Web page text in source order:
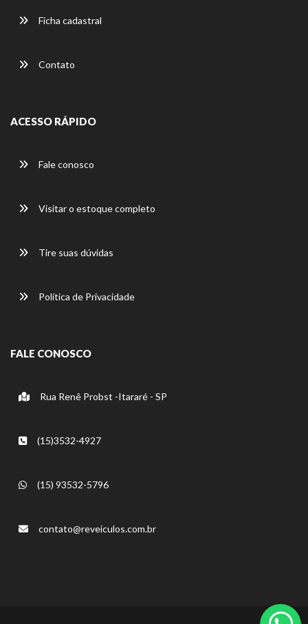
Ficha cadastral
Contato
ACESSO RÁPIDO
Fale conosco
Visitar o estoque completo
Tire suas dúvidas
Política de Privacidade
FALE CONOSCO
Rua Renê Probst -Itararé - SP
(15)3532-4927
(15) 93532-5796
contato@reveiculos.com.br